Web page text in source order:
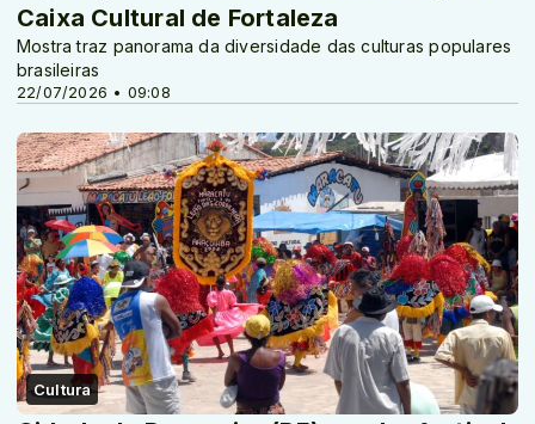
22/07/2026 • 09:08
Caixa Cultural de Fortaleza
Mostra traz panorama da diversidade das culturas populares
brasileiras
Cultura